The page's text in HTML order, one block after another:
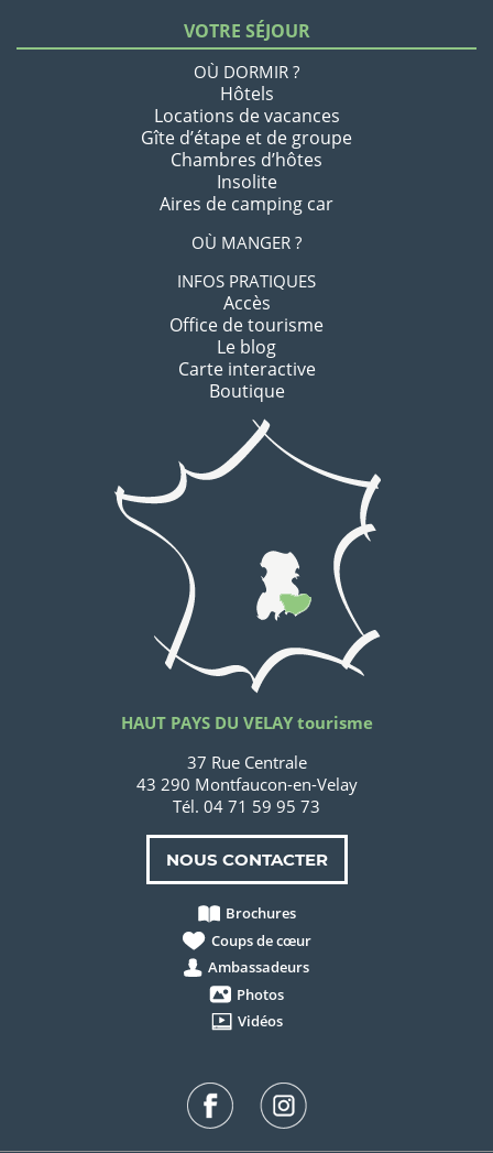
VOTRE SÉJOUR
OÙ DORMIR ?
Hôtels
Locations de vacances
Gîte d’étape et de groupe
Chambres d’hôtes
Insolite
Aires de camping car
OÙ MANGER ?
INFOS PRATIQUES
Accès
Office de tourisme
Le blog
Carte interactive
Boutique
HAUT PAYS DU VELAY tourisme
37 Rue Centrale
43 290 Montfaucon-en-Velay
Tél. 04 71 59 95 73
NOUS CONTACTER
Brochures
Coups de cœur
Ambassadeurs
Photos
Vidéos